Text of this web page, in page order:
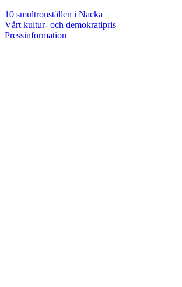
10 smultronställen i Nacka
Vårt kultur- och demokratipris
Pressinformation